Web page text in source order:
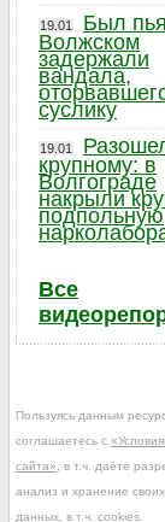
19.01
Был
Волжском
задержали
вандала,
суслику
19.01
крупному: в
Волгограде
накрыли
подпольную
Все
Пользуясь данным
соглашаетесь с
сайта» , в т.ч. даёте
анализ и хранение
данных, в т.ч. cookies.